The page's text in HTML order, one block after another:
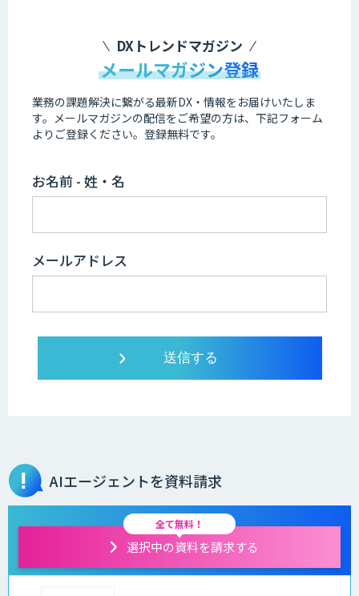
DXトレンドマガジン
メールマガジン登録
業務の課題解決に繋がる最新DX・情報をお届けいたしま
す。 メールマガジンの配信をご希望の方は、下記フォーム
よりご登録ください。登録無料です。
お名前 - 姓・名
メールアドレス
AIエージェントを資料請求
全て無料！
選択中の資料を請求する